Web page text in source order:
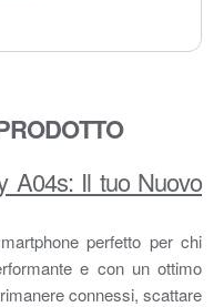
A04s: Il tuo Nuovo
perfetto per chi
e con un ottimo
connessi, scattare